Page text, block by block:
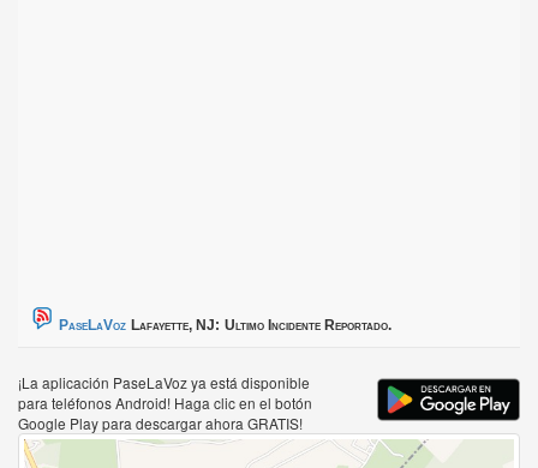
PaseLaVoz Lafayette, NJ: Ultimo Incidente Reportado.
¡La aplicación PaseLaVoz ya está disponible
para teléfonos Android! Haga clic en el botón
Google Play para descargar ahora GRATIS!